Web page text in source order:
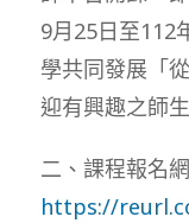
9月25日至112
學共同發展「
迎有興趣之師
二、課程報名
https://